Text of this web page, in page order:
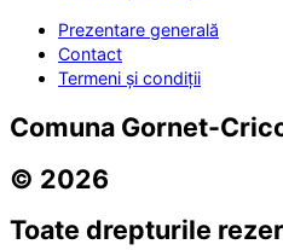
Prezentare generală
Contact
Termeni și condiții
Comuna Gornet-
© 2026
Toate drepturile